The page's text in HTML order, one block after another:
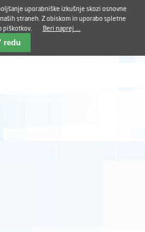
Iskalnik
uporabniške izkušnje skozi osnovne
straneh. Z obiskom in uporabo spletne
piškotkov.
Beri naprej ...
redu